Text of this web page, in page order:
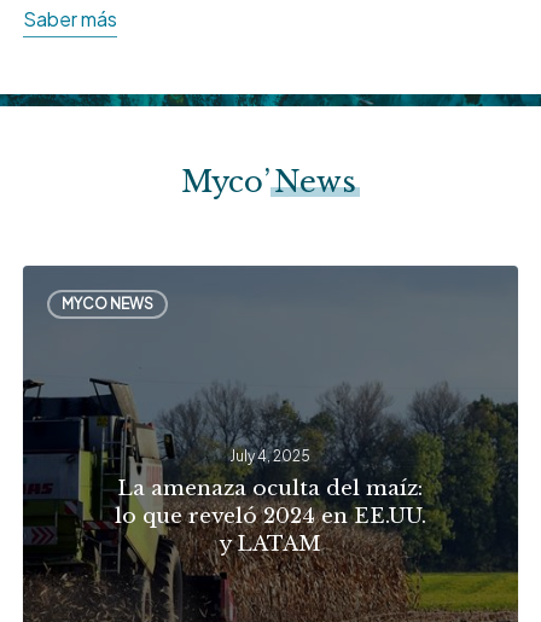
Saber más
Myco’News
MYCO NEWS
maíz:
lo
que
reveló
2024
en
July 4, 2025
La amenaza oculta del maíz:
lo que reveló 2024 en EE.UU.
y LATAM